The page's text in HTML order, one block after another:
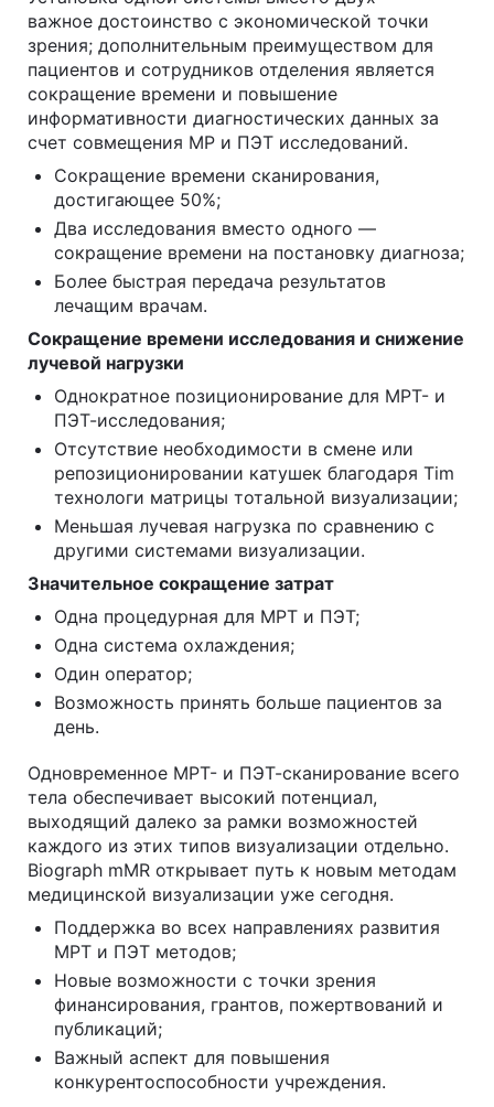
важное достоинство с экономической точки
зрения; дополнительным преимуществом для
пациентов и сотрудников отделения является
сокращение времени и повышение
информативности диагностических данных за
счет совмещения МР и ПЭТ исследований.
Сокращение времени сканирования,
достигающее 50%;
Два исследования вместо одного —
сокращение времени на постановку диагноза;
Более быстрая передача результатов
лечащим врачам.
Сокращение времени исследования и снижение
лучевой нагрузки
Однократное позиционирование для МРТ- и
ПЭТ-исследования;
Отсутствие необходимости в смене или
репозиционировании катушек благодаря Tim
технологи матрицы тотальной визуализации;
Меньшая лучевая нагрузка по сравнению с
другими системами визуализации.
Значительное сокращение затрат
Одна процедурная для МРТ и ПЭТ;
Одна система охлаждения;
Один оператор;
Возможность принять больше пациентов за
день.
Одновременное МРТ- и ПЭТ-сканирование всего
тела обеспечивает высокий потенциал,
выходящий далеко за рамки возможностей
каждого из этих типов визуализации отдельно.
Biograph mMR открывает путь к новым методам
медицинской визуализации уже сегодня.
Поддержка во всех направлениях развития
МРТ и ПЭТ методов;
Новые возможности с точки зрения
финансирования, грантов, пожертвований и
публикаций;
Важный аспект для повышения
конкурентоспособности учреждения.